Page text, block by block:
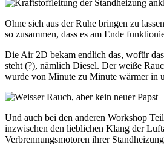
Ohne sich aus der Ruhe bringen zu
so zusammen, dass es am Ende
Die Air 2D bekam endlich das, wofür
steht (?), nämlich Diesel. Der weiße
wurde von Minute zu Minute wärmer in
Und auch bei den anderen Workshop
inzwischen den lieblichen Klang der
Verbrennungsmotoren ihrer